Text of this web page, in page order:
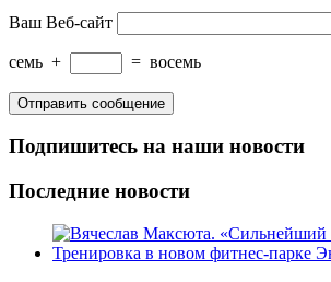
Ваш Веб-сайт
семь + = восемь
Подпишитесь на наши новости
Последние новости